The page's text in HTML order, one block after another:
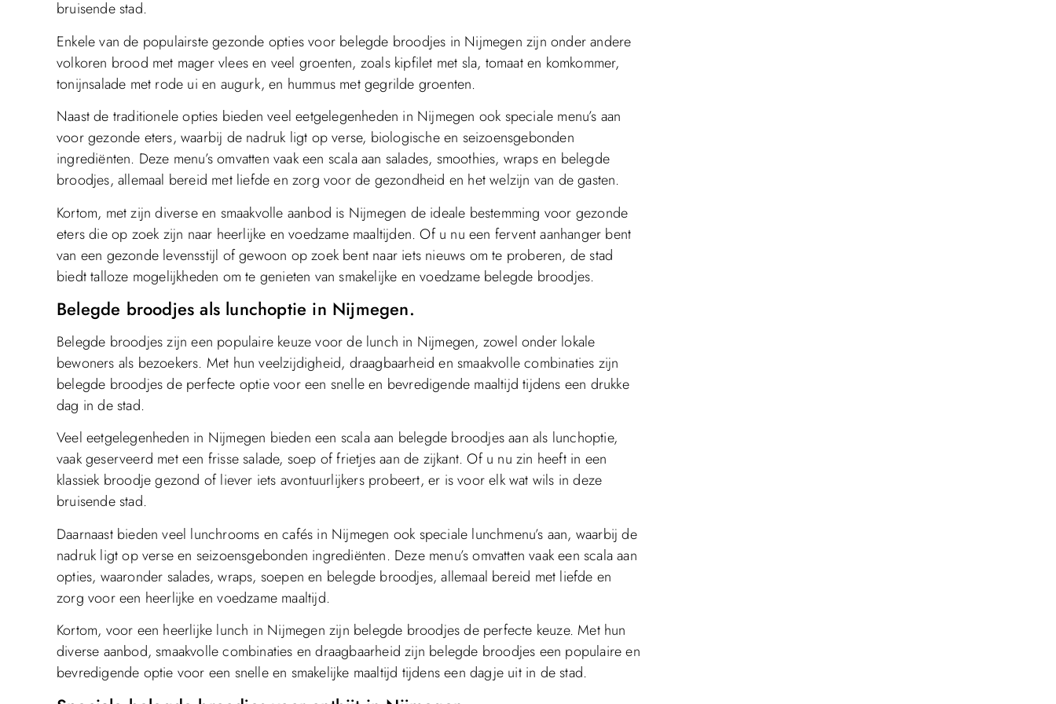
bruisende stad.
Enkele van de populairste gezonde opties voor belegde broodjes in Nijmegen zijn onder andere
volkoren brood met mager vlees en veel groenten, zoals kipfilet met sla, tomaat en komkommer,
tonijnsalade met rode ui en augurk, en hummus met gegrilde groenten.
Naast de traditionele opties bieden veel eetgelegenheden in Nijmegen ook speciale menu’s aan
voor gezonde eters, waarbij de nadruk ligt op verse, biologische en seizoensgebonden
ingrediënten. Deze menu’s omvatten vaak een scala aan salades, smoothies, wraps en belegde
broodjes, allemaal bereid met liefde en zorg voor de gezondheid en het welzijn van de gasten.
Kortom, met zijn diverse en smaakvolle aanbod is Nijmegen de ideale bestemming voor gezonde
eters die op zoek zijn naar heerlijke en voedzame maaltijden. Of u nu een fervent aanhanger bent
van een gezonde levensstijl of gewoon op zoek bent naar iets nieuws om te proberen, de stad
biedt talloze mogelijkheden om te genieten van smakelijke en voedzame belegde broodjes.
Belegde broodjes als lunchoptie in Nijmegen.
Belegde broodjes zijn een populaire keuze voor de lunch in Nijmegen, zowel onder lokale
bewoners als bezoekers. Met hun veelzijdigheid, draagbaarheid en smaakvolle combinaties zijn
belegde broodjes de perfecte optie voor een snelle en bevredigende maaltijd tijdens een drukke
dag in de stad.
Veel eetgelegenheden in Nijmegen bieden een scala aan belegde broodjes aan als lunchoptie,
vaak geserveerd met een frisse salade, soep of frietjes aan de zijkant. Of u nu zin heeft in een
klassiek broodje gezond of liever iets avontuurlijkers probeert, er is voor elk wat wils in deze
bruisende stad.
Daarnaast bieden veel lunchrooms en cafés in Nijmegen ook speciale lunchmenu’s aan, waarbij de
nadruk ligt op verse en seizoensgebonden ingrediënten. Deze menu’s omvatten vaak een scala aan
opties, waaronder salades, wraps, soepen en belegde broodjes, allemaal bereid met liefde en
zorg voor een heerlijke en voedzame maaltijd.
Kortom, voor een heerlijke lunch in Nijmegen zijn belegde broodjes de perfecte keuze. Met hun
diverse aanbod, smaakvolle combinaties en draagbaarheid zijn belegde broodjes een populaire en
bevredigende optie voor een snelle en smakelijke maaltijd tijdens een dagje uit in de stad.